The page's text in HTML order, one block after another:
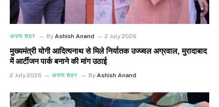
अपना शहर By Ashish Anand 2 July 2026
मुख्यमंत्री योगी आदित्यनाथ से मिले निर्यातक उज्ज्वल अग्रवाल, मुरादाबाद
में आर्टीजन पार्क बनाने की मांग उठाई
2 July 2026 अपना शहर By Ashish Anand